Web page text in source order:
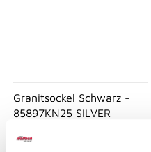
Granitsockel Schwarz -
85897KN25 SILVER